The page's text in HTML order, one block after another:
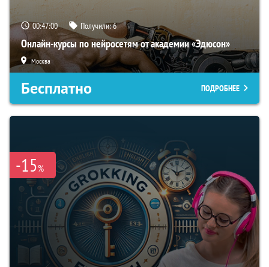
00:46:59 Получили:6
Онлайн-курсы по нейросетям от академии «Эдюсон»
Москва
Бесплатно ПОДРОБНЕЕ
-15%